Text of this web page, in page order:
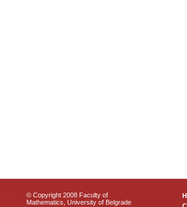
© Copyright 2008 Faculty of
Mathematics, University of Belgrade